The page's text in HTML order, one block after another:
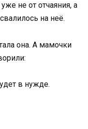
не от отчаяния, а
на неё.
она. А мамочки
в нужде.